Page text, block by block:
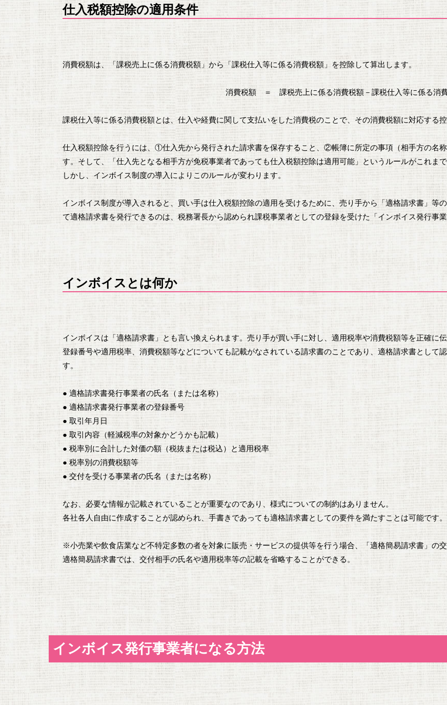
仕入税額控除の適用条件
消費税額は、「課税売上に係る消費税額」から「課税仕入等に係る消費税額」を控除して算出します。
消費税額 ＝ 課税売上に係る消費税額－課税仕入等に係る消
課税仕入等に係る消費税額とは、仕入や経費に関して支払いをした消費税のことで、その消費税額に対応する
仕入税額控除を行うには、①仕入先から発行された請求書を保存すること、②帳簿に所定の事項（相手方の名
す。そして、「仕入先となる相手方が免税事業者であっても仕入税額控除は適用可能」というルールがこれまで
しかし、インボイス制度の導入によりこのルールが変わります。
インボイス制度が導入されると、買い手は仕入税額控除の適用を受けるために、売り手から「適格請求書」等
て適格請求書を発行できるのは、税務署長から認められ課税事業者としての登録を受けた「インボイス発行事
インボイスとは何か
インボイスは「適格請求書」とも言い換えられます。売り手が買い手に対し、適用税率や消費税額等を正確に伝
登録番号や適用税率、消費税額等などについても記載がなされている請求書のことであり、適格請求書として
す。
● 適格請求書発行事業者の氏名（または名称）
● 適格請求書発行事業者の登録番号
● 取引年月日
● 取引内容（軽減税率の対象かどうかも記載）
● 税率別に合計した対価の額（税抜または税込）と適用税率
● 税率別の消費税額等
● 交付を受ける事業者の氏名（または名称）
なお、必要な情報が記載されていることが重要なのであり、様式についての制約はありません。
各社各人自由に作成することが認められ、手書きであっても適格請求書としての要件を満たすことは可能です。
※小売業や飲食店業など不特定多数の者を対象に販売・サービスの提供等を行う場合、「適格簡易請求書」の交
適格簡易請求書では、交付相手の氏名や適用税率等の記載を省略することができる。
インボイス発行事業者になる方法